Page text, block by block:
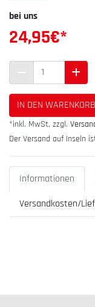
bei uns
24,95€*
IN DEN WARENKORB
*inkl. MwSt, zzgl.
Der Versand auf Inseln
Informationen
Versandkosten/